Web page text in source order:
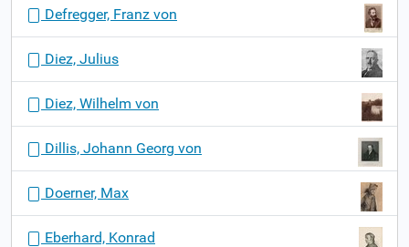
Defregger, Franz von
Diez, Julius
Diez, Wilhelm von
Dillis, Johann Georg von
Doerner, Max
Eberhard, Konrad